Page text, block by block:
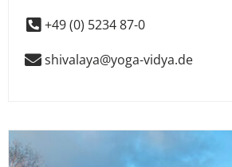
+49 (0) 5234 87-0
shivalaya@yoga-vidya.de